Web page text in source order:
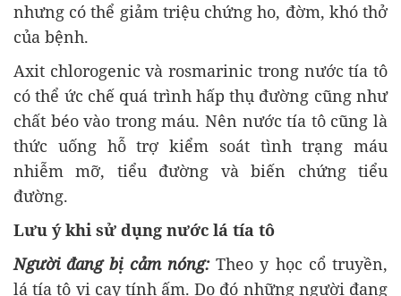
nhưng có thể giảm triệu chứng ho, đờm, khó thở
của bệnh.
Axit chlorogenic và rosmarinic trong nước tía tô
có thể ức chế quá trình hấp thụ đường cũng như
chất béo vào trong máu. Nên nước tía tô cũng là
thức uống hỗ trợ kiểm soát tình trạng máu
nhiễm mỡ, tiểu đường và biến chứng tiểu
đường.
Lưu ý khi sử dụng nước lá tía tô
Ngườiđang bị cảm nóng:Theo y học cổ truyền,
lá tía tô vị cay tính ấm. Do đó những người đang